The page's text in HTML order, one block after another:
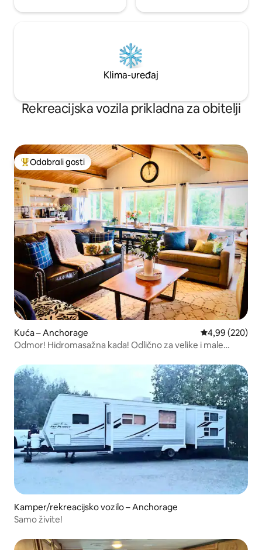
Klima-uređaj
Rekreacijska vozila prikladna za obitelji
Među najviše rangiranima s oznakom „Odabrali gosti”
Odabrali gosti
Kuća – Anchorage Prosječna
4,99 (220)
Odmor! Hidromasažna kada! Odlično za velike i male
Kamper/rekreacijsko vozilo – Anchorage
Samo živite!